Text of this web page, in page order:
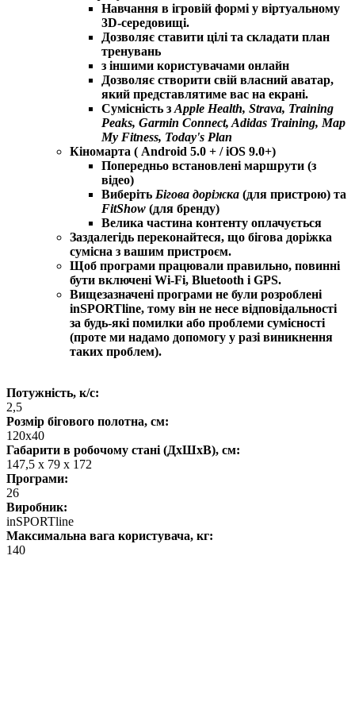
Навчання в ігровій формі у віртуальному
3D-середовищі.
Дозволяє ставити цілі та складати план
тренувань
з іншими користувачами онлайн
Дозволяє створити свій власний аватар,
який представлятиме вас на екрані.
Сумісність з Apple Health, Strava, Training
Peaks, Garmin Connect, Adidas Training, Map
My Fitness, Today's Plan
Кіномарта ( Android 5.0 + / iOS 9.0+)
Попередньо встановлені маршрути (з
відео)
Виберіть Бігова доріжка (для пристрою) та
FitShow (для бренду)
Велика частина контенту оплачується
Заздалегідь переконайтеся, що бігова доріжка
сумісна з вашим пристроєм.
Щоб програми працювали правильно, повинні
бути включені Wi-Fi, Bluetooth і GPS.
Вищезазначені програми не були розроблені
inSPORTline, тому він не несе відповідальності
за будь-які помилки або проблеми сумісності
(проте ми надамо допомогу у разі виникнення
таких проблем).
Потужність, к/с:
2,5
Розмір бігового полотна, см:
120х40
Габарити в робочому стані (ДхШхВ), см:
147,5 x 79 x 172
Програми:
26
Виробник:
inSPORTline
Максимальна вага користувача, кг:
140